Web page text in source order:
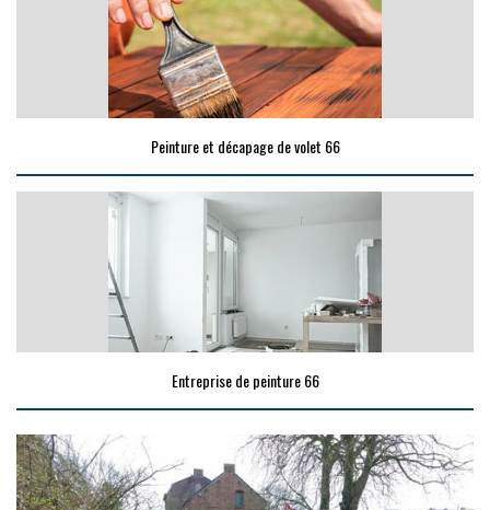
Peinture et décapage de volet 66
Entreprise de peinture 66